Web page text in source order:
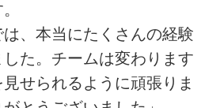
、本当にたくさんの経験
た。チームは変わります
せられるように頑張りま